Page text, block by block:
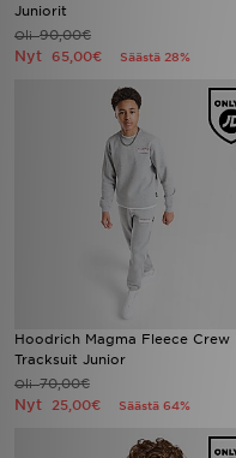
Juniorit
Oli90,00€
Nyt 65,00€ Säästä 28%
Hoodrich Magma Fleece Crew
Tracksuit Junior
Oli70,00€
Nyt 25,00€ Säästä 64%